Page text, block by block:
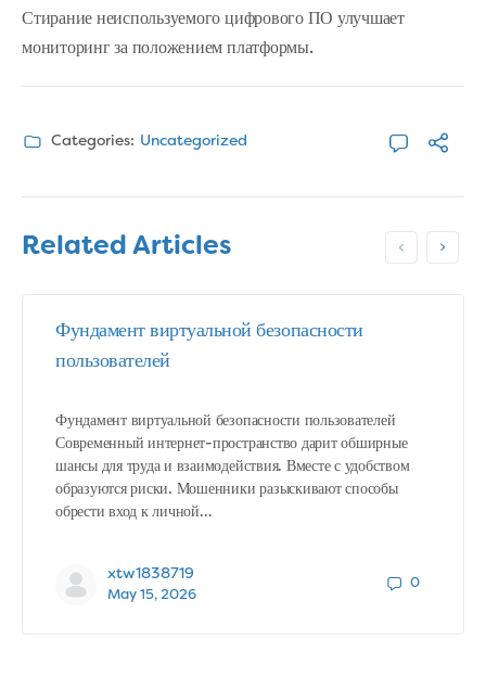
Стирание неиспользуемого цифрового ПО улучшает
мониторинг за положением платформы.
Categories: Uncategorized
Related Articles
Фундамент виртуальной безопасности
пользователей
Фундамент виртуальной безопасности пользователей
Современный интернет-пространство дарит обширные
шансы для труда и взаимодействия. Вместе с удобством
образуются риски. Мошенники разыскивают способы
обрести вход к личной…
xtw1838719
May 15, 2026
0